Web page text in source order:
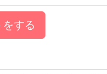
する